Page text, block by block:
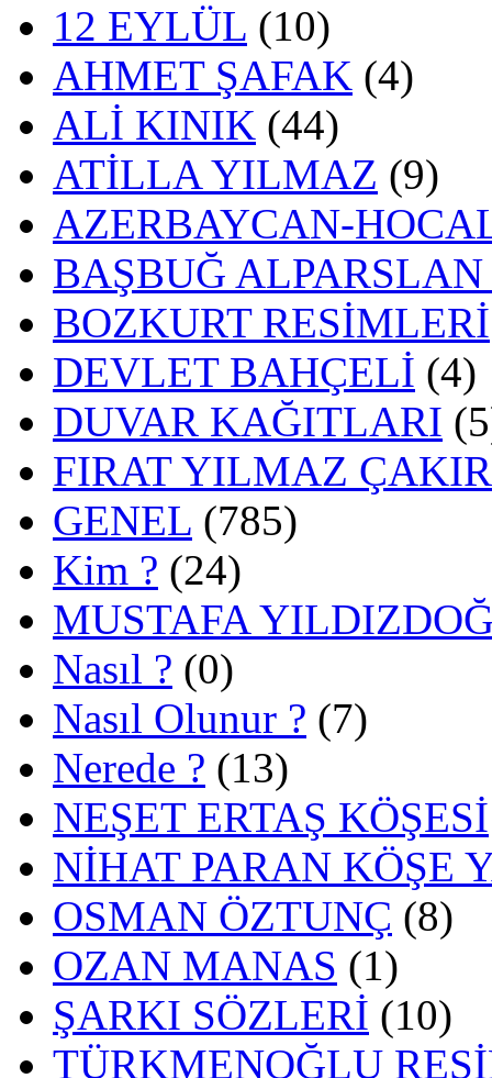
12 EYLÜL (10)
AHMET ŞAFAK (4)
ALİ KINIK (44)
ATİLLA YILMAZ (9)
AZERBAYCAN-
BAŞBUĞ
BOZKURT RESİMLERİ
DEVLET BAHÇELİ (4)
DUVAR KAĞITLARI
FIRAT YILMAZ
GENEL (785)
Kim ? (24)
MUSTAFA
Nasıl ? (0)
Nasıl Olunur ? (7)
Nerede ? (13)
NEŞET ERTAŞ KÖŞESİ
NİHAT PARAN KÖŞE
OSMAN ÖZTUNÇ (8)
OZAN MANAS (1)
ŞARKI SÖZLERİ (10)
TÜRKMENOĞLU